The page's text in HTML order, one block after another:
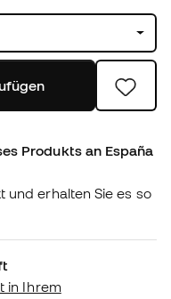
Produkts an España
und erhalten Sie es so
in Ihrem